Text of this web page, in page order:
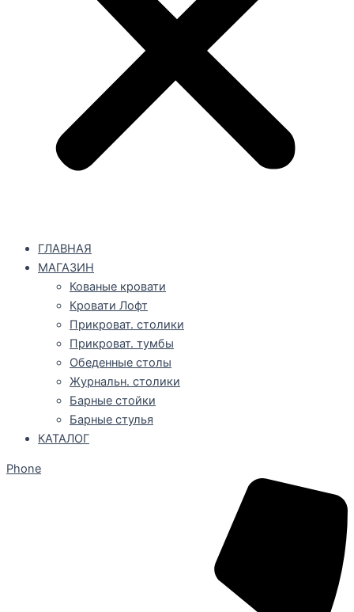
ГЛАВНАЯ
МАГАЗИН
Кованые кровати
Кровати Лофт
Прикроват. столики
Прикроват. тумбы
Обеденные столы
Журнальн. столики
Барные стойки
Барные стулья
КАТАЛОГ
Phone